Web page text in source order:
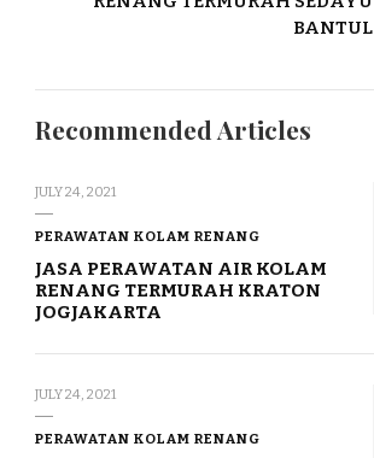
BANTUL
Recommended Articles
JULY 24, 2021
PERAWATAN KOLAM RENANG
JASA PERAWATAN AIR KOLAM
RENANG TERMURAH KRATON
JOGJAKARTA
JULY 24, 2021
PERAWATAN KOLAM RENANG